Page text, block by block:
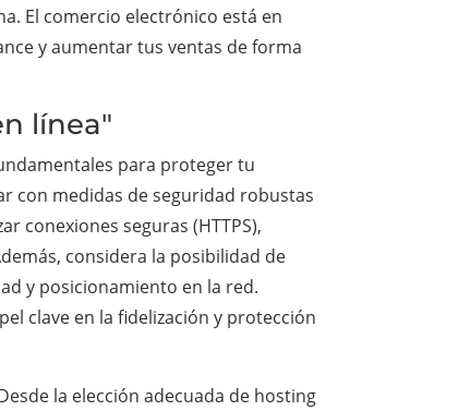
El comercio electrónico está en
y aumentar tus ventas de forma
línea"
para proteger tu
con medidas de seguridad robustas
conexiones seguras (HTTPS),
considera la posibilidad de
y posicionamiento en la red.
clave en la fidelización y protección
la elección adecuada de hosting